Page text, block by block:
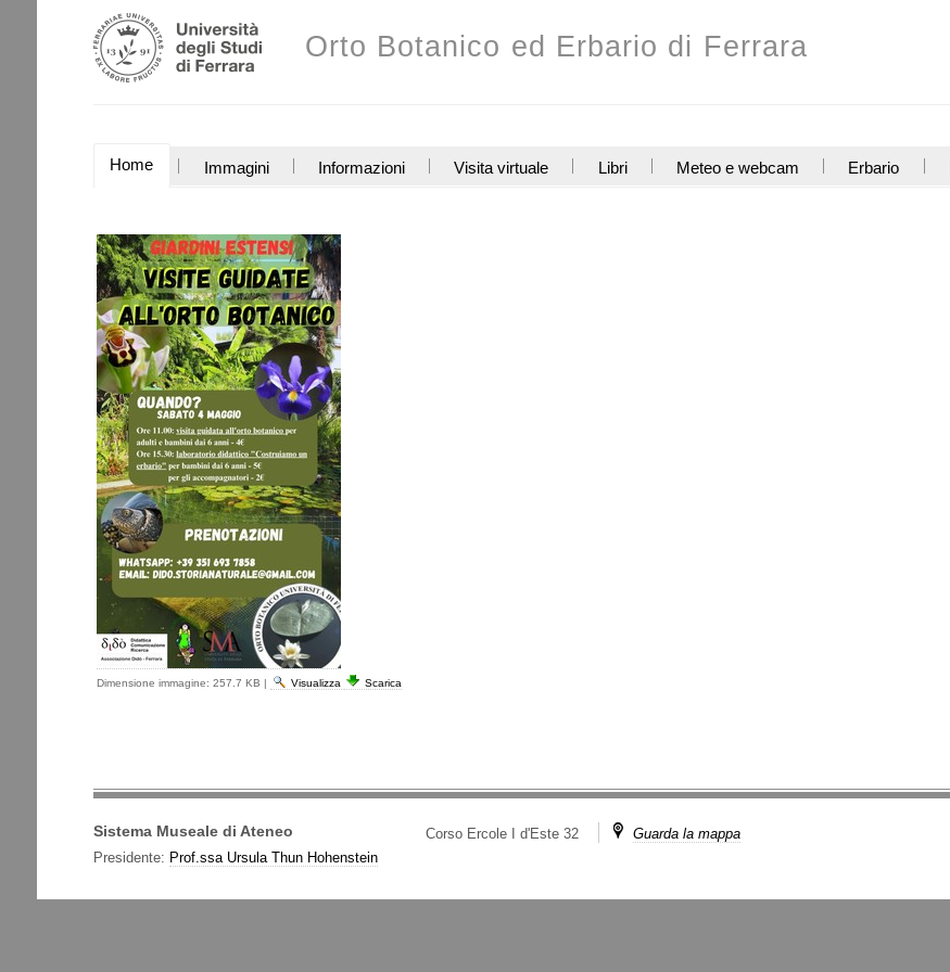
Salta
ai
contenuti.
Strumenti
personali
Orto Botanico ed Erbario di Ferrara
SEZIONI
Home Immagini Informazioni Visita virtuale Libri Meteo e webcam Erbario
Dimensione immagine: 257.7 KB | Visualizza Scarica
Sistema Museale di Ateneo
Presidente: Prof.ssa Ursula Thun Hohenstein
Corso Ercole I d'Este 32 Guarda la mappa